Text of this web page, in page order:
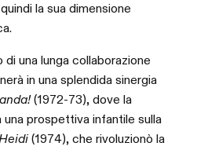
la sua dimensione
di una lunga collaborazione
in una splendida sinergia
(1972-73), dove la
prospettiva infantile sulla
(1974), che rivoluzionò la